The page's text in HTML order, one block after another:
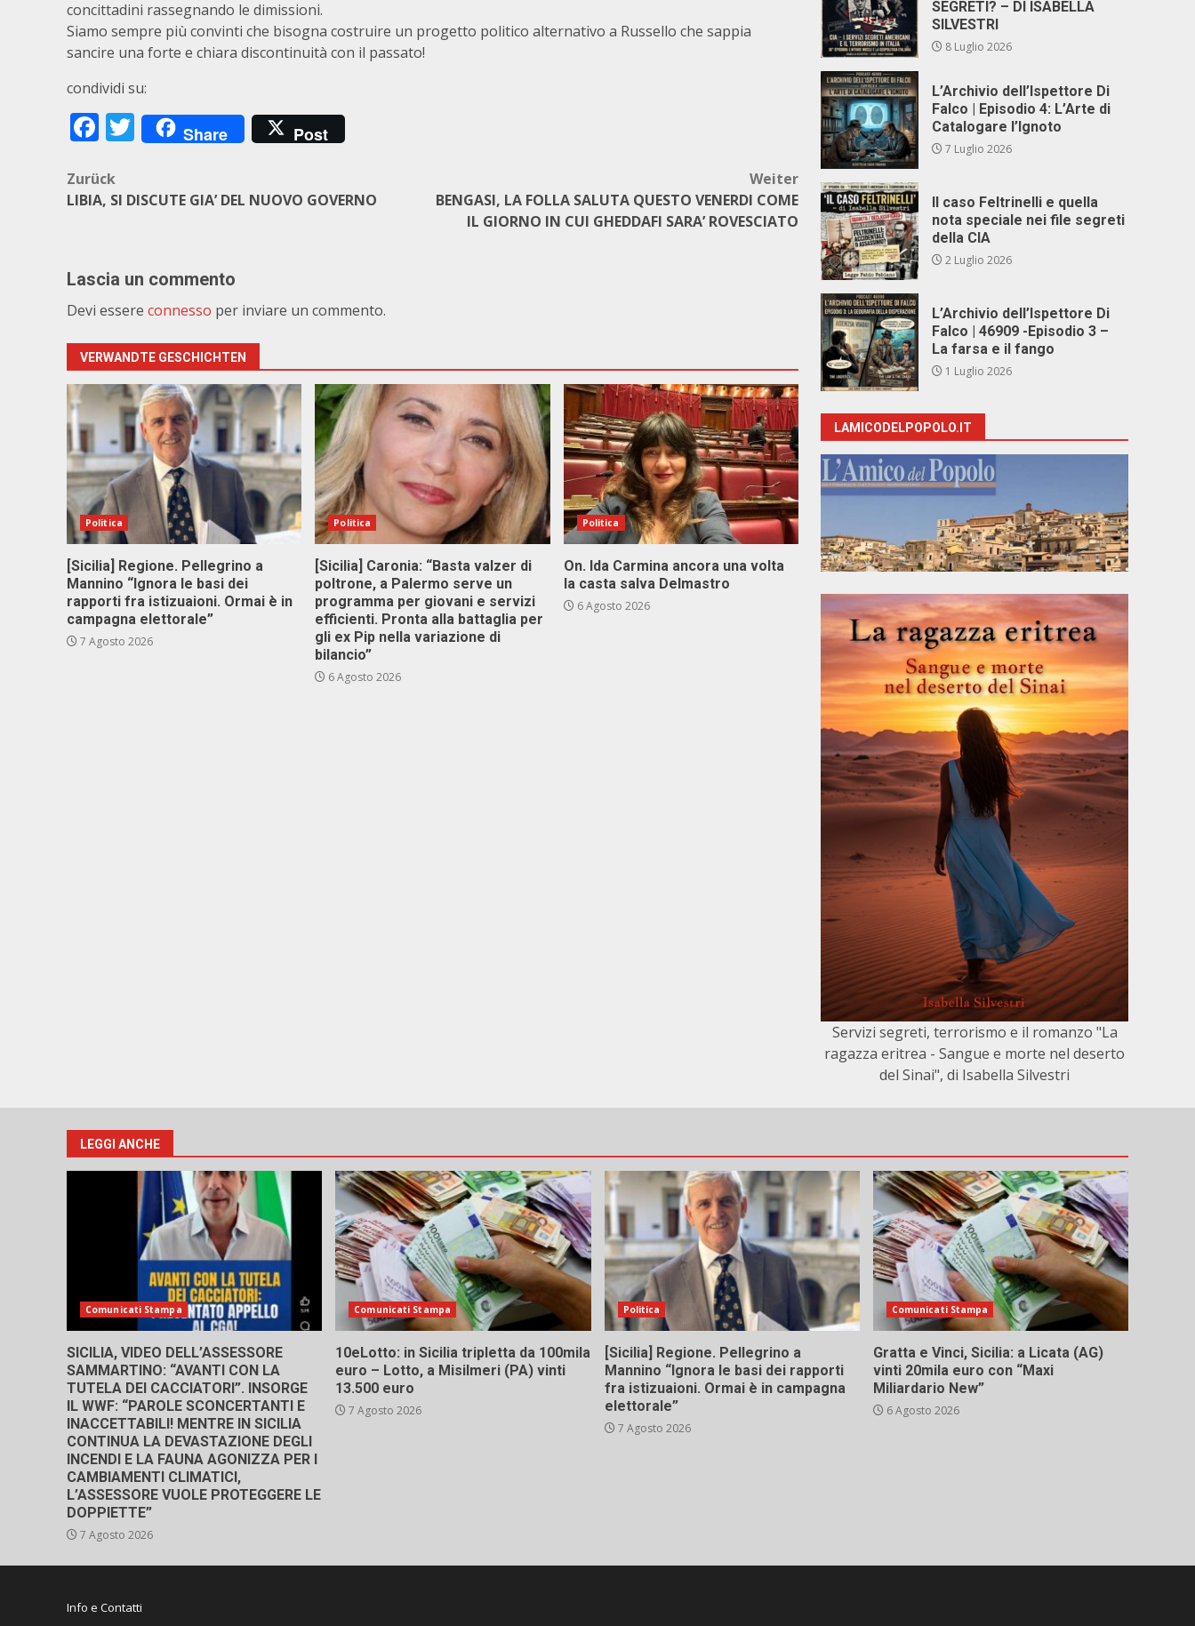
concittadini rassegnando le dimissioni.
Siamo sempre più convinti che bisogna costruire un progetto politico alternativo a Russello che sappia
sancire una forte e chiara discontinuità con il passato!
condividi su:
Facebook
Twitter
Share Post
Beitragsnavigation
Zurück
LIBIA, SI DISCUTE GIA’ DEL NUOVO GOVERNO
Weiter
BENGASI, LA FOLLA SALUTA QUESTO VENERDI COME
IL GIORNO IN CUI GHEDDAFI SARA’ ROVESCIATO
Lascia un commento
Devi essere connesso per inviare un commento.
VERWANDTE GESCHICHTEN
Politica
[Sicilia] Regione. Pellegrino a
Mannino “Ignora le basi dei
rapporti fra istizuaioni. Ormai è in
campagna elettorale”
7 Agosto 2026
Politica
[Sicilia] Caronia: “Basta valzer di
poltrone, a Palermo serve un
programma per giovani e servizi
efficienti. Pronta alla battaglia per
gli ex Pip nella variazione di
bilancio”
6 Agosto 2026
Politica
On. Ida Carmina ancora una volta
la casta salva Delmastro
6 Agosto 2026
SEGRETI? – DI ISABELLA
SILVESTRI
8 Luglio 2026
L’Archivio dell’Ispettore Di
Falco | Episodio 4: L’Arte di
Catalogare l’Ignoto
7 Luglio 2026
Il caso Feltrinelli e quella
nota speciale nei file segreti
della CIA
2 Luglio 2026
L’Archivio dell’Ispettore Di
Falco | 46909 -Episodio 3 –
La farsa e il fango
1 Luglio 2026
LAMICODELPOPOLO.IT
Servizi segreti, terrorismo e il romanzo "La
ragazza eritrea - Sangue e morte nel deserto
del Sinai", di Isabella Silvestri
LEGGI ANCHE
Comunicati Stampa
SICILIA, VIDEO DELL’ASSESSORE
SAMMARTINO: “AVANTI CON LA
TUTELA DEI CACCIATORI”. INSORGE
IL WWF: “PAROLE SCONCERTANTI E
INACCETTABILI! MENTRE IN SICILIA
CONTINUA LA DEVASTAZIONE DEGLI
INCENDI E LA FAUNA AGONIZZA PER I
CAMBIAMENTI CLIMATICI,
L’ASSESSORE VUOLE PROTEGGERE LE
DOPPIETTE”
7 Agosto 2026
Comunicati Stampa
10eLotto: in Sicilia tripletta da 100mila
euro – Lotto, a Misilmeri (PA) vinti
13.500 euro
7 Agosto 2026
Politica
[Sicilia] Regione. Pellegrino a
Mannino “Ignora le basi dei rapporti
fra istizuaioni. Ormai è in campagna
elettorale”
7 Agosto 2026
Comunicati Stampa
Gratta e Vinci, Sicilia: a Licata (AG)
vinti 20mila euro con “Maxi
Miliardario New”
6 Agosto 2026
Info e Contatti